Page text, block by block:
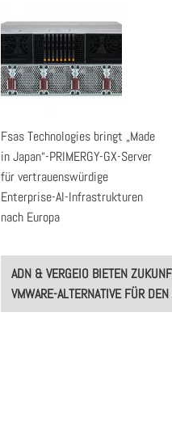
Fsas Technologies bringt „Made
in Japan“-PRIMERGY-GX-Server
für vertrauenswürdige
Enterprise-AI-Infrastrukturen
nach Europa
Post
navigation
ADN & VERGEIO BIETEN
VMWARE-ALTERNATIVE FÜR